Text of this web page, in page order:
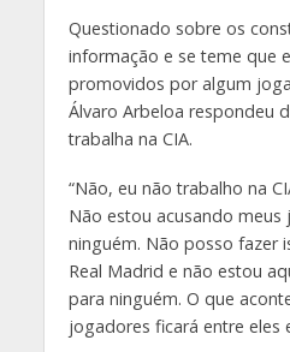
Questionado sobre os
informação e se teme que
promovidos por algum
Álvaro Arbeloa respondeu
trabalha na CIA.
“Não, eu não trabalho na
Não estou acusando meus
ninguém. Não posso fazer
Real Madrid e não estou
para ninguém. O que
jogadores ficará entre eles